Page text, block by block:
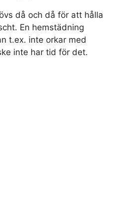
då och då för att hålla
En hemstädning
t.ex. inte orkar med
inte har tid för det.